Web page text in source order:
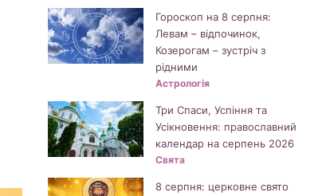
Гороскоп на 8 серпня:
Левам – відпочинок,
Козерогам – зустріч з
рідними
Астрологія
Три Спаси, Успіння та
Усікновення: православний
календар на серпень 2026
Свята
8 серпня: церковне свято